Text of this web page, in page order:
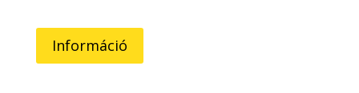
Információ